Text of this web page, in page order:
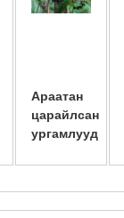
Араатан
царайлсан
ургамлууд